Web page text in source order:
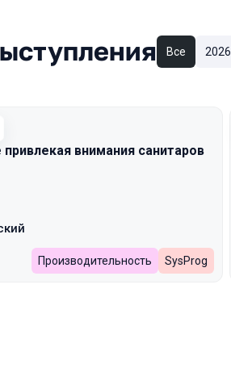
Все 2026
внимания санитаров
Производительность SysProg